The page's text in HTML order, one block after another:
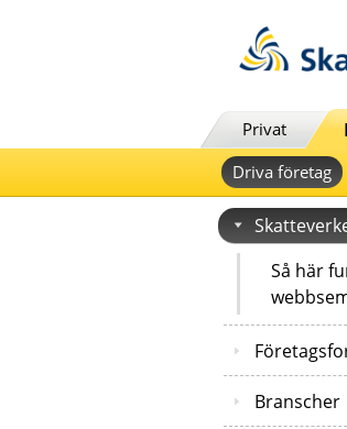
Privat
Driva företag
Så här
Branscher